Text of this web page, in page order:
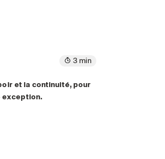
3 min
et la continuité, pour
exception.